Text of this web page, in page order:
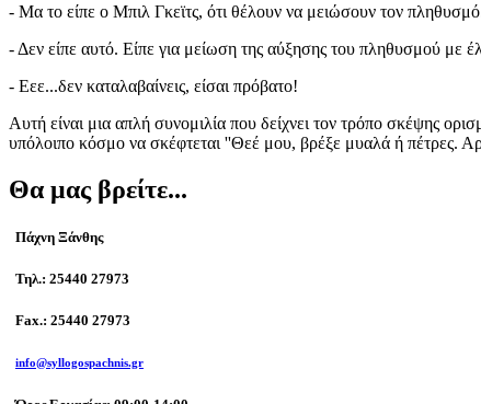
- Μα το είπε ο Μπιλ Γκεϊτς, ότι θέλουν να μειώσουν τον
- Δεν είπε αυτό. Είπε για μείωση της αύξησης του πληθυσμού με
- Εεε...δεν καταλαβαίνεις, είσαι πρόβατο!
Αυτή είναι μια απλή συνομιλία που δείχνει τον τρόπο σκέψης
υπόλοιπο κόσμο να σκέφτεται ''Θεέ μου, βρέξε μυαλά ή πέτρες.
Θα μας βρείτε...
Πάχνη Ξάνθης
Τηλ.: 25440 27973
Fax.: 25440 27973
info@syllogospachnis.gr